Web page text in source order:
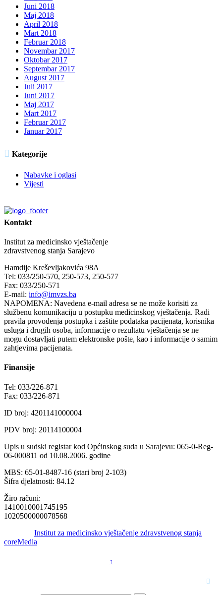
Juni 2018
Maj 2018
April 2018
Mart 2018
Februar 2018
Novembar 2017
Oktobar 2017
Septembar 2017
August 2017
Juli 2017
Juni 2017
Maj 2017
Mart 2017
Februar 2017
Januar 2017
 Kategorije
Nabavke i oglasi
Vijesti
Kontakt
Institut za medicinsko vještačenje
zdravstvenog stanja Sarajevo
Hamdije Kreševljakovića 98A
Tel: 033/250-570, 250-573, 250-577
Fax: 033/250-571
E-mail: info@imvzs.ba
NAPOMENA: Navedena e-mail adresa se ne može korisiti za
službenu komunikaciju u postupku medicinskog vještačenja. Radi
pravila provođenja postupka i zaštite podataka pacijenata, korisnika
usluga i drugih osoba, informacije o rezultatu vještačenja se ne
mogu dostavljati putem elektronske pošte, kao i informacije o samim
zahtjevima pacijenata.
Finansije
Tel: 033/226-871
Fax: 033/226-871
ID broj: 4201141000004
PDV broj: 20114100004
Upis u sudski registar kod Općinskog suda u Sarajevu: 065-0-Reg-
06-000811 od 10.08.2006. godine
MBS: 65-01-8487-16 (stari broj 2-103)
Šifra djelatnosti: 84.12
Žiro računi:
1410010001745195
1020500000078568
Institut za medicinsko vještačenje zdravstvenog stanja
coreMedia
↑
